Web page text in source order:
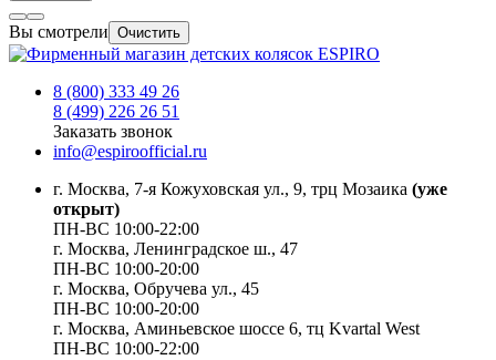
Вы смотрели Очистить
8 (800) 333 49 26
8 (499) 226 26 51
Заказать звонок
info@espiroofficial.ru
г. Москва, 7-я Кожуховская ул., 9, трц Мозаика (уже
открыт)
ПН-ВС 10:00-22:00
г. Москва, Ленинградское ш., 47
ПН-ВС 10:00-20:00
г. Москва, Обручева ул., 45
ПН-ВС 10:00-20:00
г. Москва, Аминьевское шоссе 6, тц Kvartal West
ПН-ВС 10:00-22:00